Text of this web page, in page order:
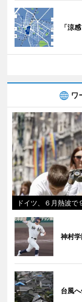
「涼
ワ
ドイツ、６月熱波で
神村
台風